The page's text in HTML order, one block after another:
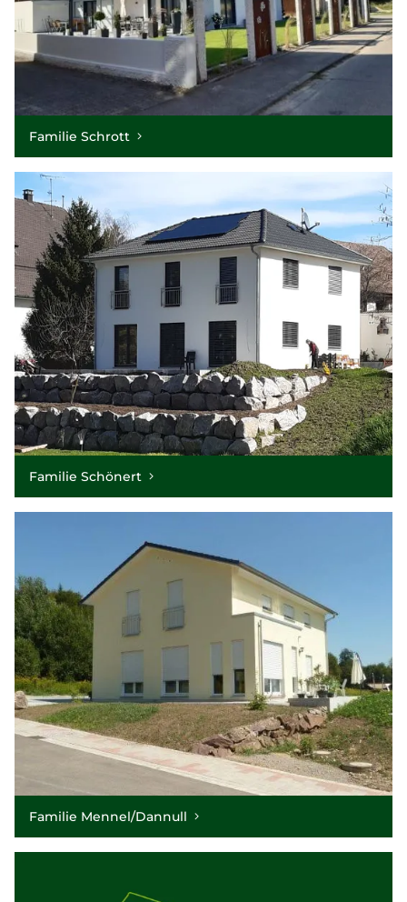
Familie Schrott
Familie Schönert
Familie Mennel/Dannull